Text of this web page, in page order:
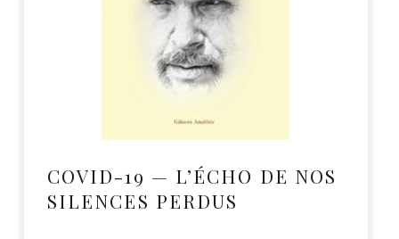
COVID-19 — L’ÉCHO DE NOS
SILENCES PERDUS